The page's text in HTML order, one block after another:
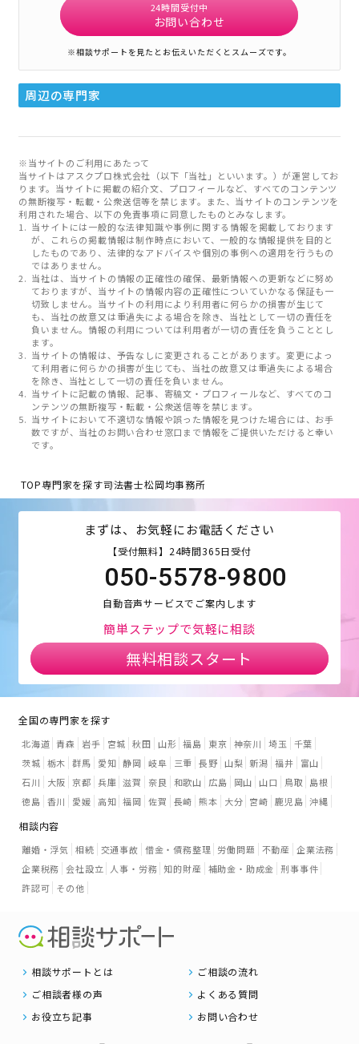
24時間受付中
お問い合わせ
※相談サポートを見たとお伝えいただくとスムーズです。
周辺の専門家
※当サイトのご利用にあたって
当サイトはアスクプロ株式会社（以下「当社」といいます。）が運営してお
ります。当サイトに掲載の紹介文、プロフィールなど、すべてのコンテンツ
の無断複写・転載・公衆送信等を禁じます。また、当サイトのコンテンツを
利用された場合、以下の免責事項に同意したものとみなします。
当サイトには一般的な法律知識や事例に関する情報を掲載しております
が、これらの掲載情報は制作時点において、一般的な情報提供を目的と
したものであり、法律的なアドバイスや個別の事例への適用を行うもの
ではありません。
当社は、当サイトの情報の正確性の確保、最新情報への更新などに努め
ておりますが、当サイトの情報内容の正確性についていかなる保証も一
切致しません。当サイトの利用により利用者に何らかの損害が生じて
も、当社の故意又は重過失による場合を除き、当社として一切の責任を
負いません。情報の利用については利用者が一切の責任を負うこととし
ます。
当サイトの情報は、予告なしに変更されることがあります。変更によっ
て利用者に何らかの損害が生じても、当社の故意又は重過失による場合
を除き、当社として一切の責任を負いません。
当サイトに記載の情報、記事、寄稿文・プロフィールなど、すべてのコ
ンテンツの無断複写・転載・公衆送信等を禁じます。
当サイトにおいて不適切な情報や誤った情報を見つけた場合には、お手
数ですが、当社のお問い合わせ窓口まで情報をご提供いただけると幸い
です。
TOP専門家を探す司法書士松岡均事務所
まずは、お気軽にお電話ください
【受付無料】24時間365日受付
050-5578-9800
自動音声サービスでご案内します
簡単ステップで気軽に相談
無料相談スタート
全国の専門家を探す
北海道 青森 岩手 宮城 秋田 山形 福島 東京 神奈川 埼玉
千葉
茨城 栃木 群馬 愛知 静岡 岐阜 三重 長野 山梨 新潟 福井
富山
石川
大阪 京都 兵庫 滋賀 奈良 和歌山 広島 岡山 山口 鳥取
島根
徳島 香川 愛媛 高知 福岡 佐賀 長崎 熊本 大分 宮崎 鹿児島 沖縄
相談内容
離婚・浮気 相続 交通事故 借金・債務整理 労働問題 不動産 企業法務
企業税務 会社設立 人事・労務 知的財産 補助金・助成金 刑事事件
許認可 その他
相談サポートとは
ご相談の流れ
ご相談者様の声
よくある質問
お役立ち記事
お問い合わせ